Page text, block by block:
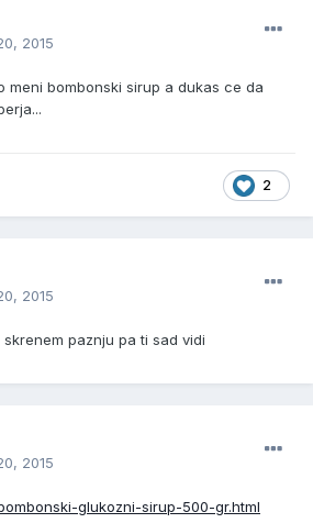
2015
meni bombonski sirup a dukas ce da
2
2015
paznju pa ti sad vidi
2015
glukozni-sirup-500-gr.html